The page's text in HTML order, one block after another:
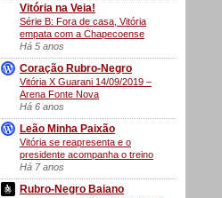
Vitória na Veia!
Série B: Fora de casa, Vitória
empata com a Chapecoense
Há 5 anos
Coração Rubro-Negro
Vitória X Guarani 14/09/2019 –
Arena Fonte Nova
Há 6 anos
Leão Minha Paixão
Vitória se reapresenta e o
presidente acompanha o treino
Há 7 anos
Rubro-Negro Baiano